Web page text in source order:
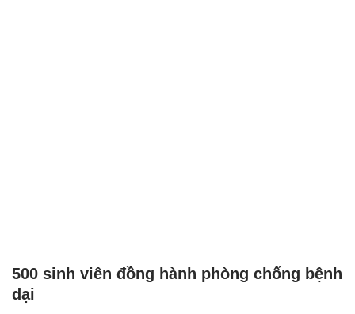
500 sinh viên đồng hành phòng chống bệnh
dại